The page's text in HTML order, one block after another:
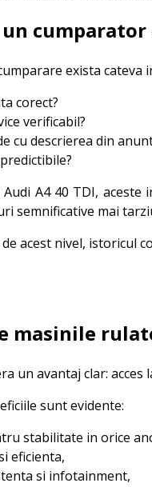
exista cateva
corect?
verificabil?
cu descrierea din
A4 40 TDI,
semnificative mai
acest nivel, istoricul
masinile
un avantaj clar:
sunt evidente:
stabilitate in orice
eficienta,
si infotainment,